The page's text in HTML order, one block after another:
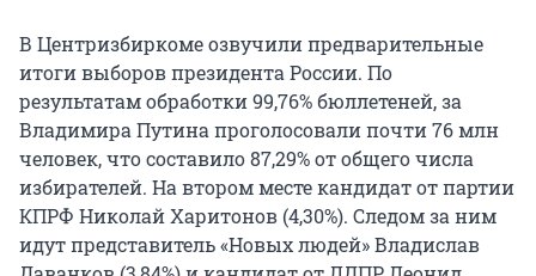
В Центризбиркоме озвучили предварительные
итоги выборов президента России. По
результатам обработки 99,76% бюллетеней, за
Владимира Путина проголосовали почти 76 млн
человек, что составило 87,29% от общего числа
избирателей. На втором месте кандидат от партии
КПРФ Николай Харитонов (4,30%). Следом за ним
идут представитель «Новых людей» Владислав